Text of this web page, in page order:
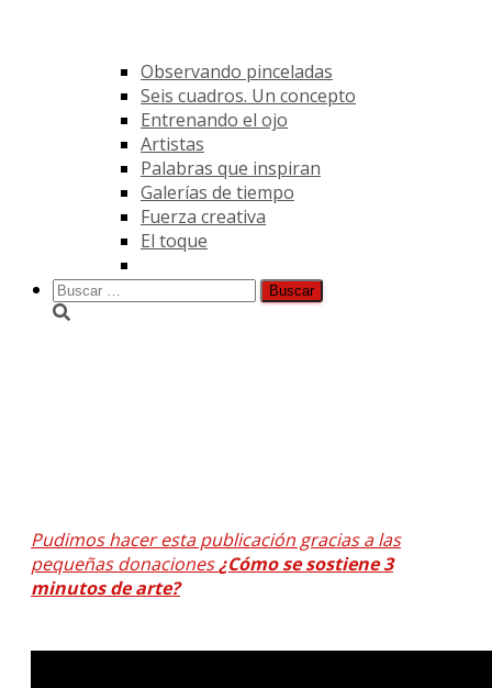
Observando pinceladas
Seis cuadros. Un concepto
Entrenando el ojo
Artistas
Palabras que inspiran
Galerías de tiempo
Fuerza creativa
El toque
Buscar:
Pudimos hacer esta publicación gracias a las
pequeñas donaciones¿Cómo se sostiene 3
minutos de arte?